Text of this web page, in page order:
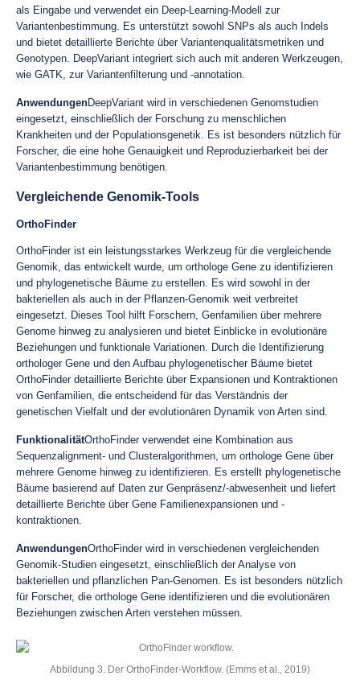
als Eingabe und verwendet ein Deep-Learning-Modell zur
Variantenbestimmung. Es unterstützt sowohl SNPs als auch Indels
und bietet detaillierte Berichte über Variantenqualitätsmetriken und
Genotypen. DeepVariant integriert sich auch mit anderen Werkzeugen,
wie GATK, zur Variantenfilterung und -annotation.
AnwendungenDeepVariant wird in verschiedenen Genomstudien
eingesetzt, einschließlich der Forschung zu menschlichen
Krankheiten und der Populationsgenetik. Es ist besonders nützlich für
Forscher, die eine hohe Genauigkeit und Reproduzierbarkeit bei der
Variantenbestimmung benötigen.
Vergleichende Genomik-Tools
OrthoFinder
OrthoFinder ist ein leistungsstarkes Werkzeug für die vergleichende
Genomik, das entwickelt wurde, um orthologe Gene zu identifizieren
und phylogenetische Bäume zu erstellen. Es wird sowohl in der
bakteriellen als auch in der Pflanzen-Genomik weit verbreitet
eingesetzt. Dieses Tool hilft Forschern, Genfamilien über mehrere
Genome hinweg zu analysieren und bietet Einblicke in evolutionäre
Beziehungen und funktionale Variationen. Durch die Identifizierung
orthologer Gene und den Aufbau phylogenetischer Bäume bietet
OrthoFinder detaillierte Berichte über Expansionen und Kontraktionen
von Genfamilien, die entscheidend für das Verständnis der
genetischen Vielfalt und der evolutionären Dynamik von Arten sind.
FunktionalitätOrthoFinder verwendet eine Kombination aus
Sequenzalignment- und Clusteralgorithmen, um orthologe Gene über
mehrere Genome hinweg zu identifizieren. Es erstellt phylogenetische
Bäume basierend auf Daten zur Genpräsenz/-abwesenheit und liefert
detaillierte Berichte über Gene Familienexpansionen und -
kontraktionen.
AnwendungenOrthoFinder wird in verschiedenen vergleichenden
Genomik-Studien eingesetzt, einschließlich der Analyse von
bakteriellen und pflanzlichen Pan-Genomen. Es ist besonders nützlich
für Forscher, die orthologe Gene identifizieren und die evolutionären
Beziehungen zwischen Arten verstehen müssen.
Abbildung 3. Der OrthoFinder-Workflow. (Emms et al., 2019)